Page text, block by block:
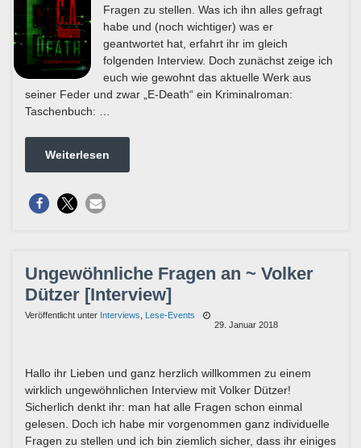
Fragen zu stellen. Was ich ihn alles gefragt
habe und (noch wichtiger) was er
geantwortet hat, erfahrt ihr im gleich
folgenden Interview. Doch zunächst zeige ich
euch wie gewohnt das aktuelle Werk aus
seiner Feder und zwar „E-Death“ ein Kriminalroman:
Taschenbuch: …
Weiterlesen
Ungewöhnliche Fragen an ~ Volker
Dützer [Interview]
Veröffentlicht unter Interviews
Lese-Events
29. Januar 2018
Hallo ihr Lieben und ganz herzlich willkommen zu einem
wirklich ungewöhnlichen Interview mit Volker Dützer!
Sicherlich denkt ihr: man hat alle Fragen schon einmal
gelesen. Doch ich habe mir vorgenommen ganz individuelle
Fragen zu stellen und ich bin ziemlich sicher, dass ihr einiges